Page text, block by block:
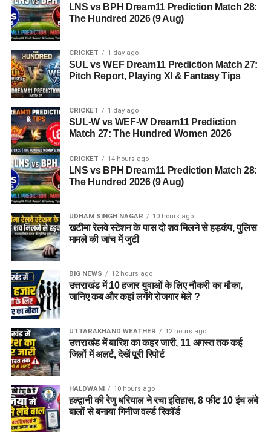
LNS vs BPH Dream11 Prediction Match 28:
The Hundred 2026 (9 Aug)
CRICKET 1 day ago
SUL vs WEF Dream11 Prediction Match 27:
Pitch Report, Playing XI & Fantasy Tips
CRICKET 1 day ago
SUL-W vs WEF-W Dream11 Prediction
Match 27: The Hundred Women 2026
CRICKET 14 hours ago
LNS vs BPH Dream11 Prediction Match 28:
The Hundred 2026 (9 Aug)
UDHAM SINGH NAGAR 10 hours ago
खटीमा रेलवे स्टेशन के पास दो शव मिलने से हड़कंप, पुलिस
मामले की जांच में जुटी
BIG NEWS 12 hours ago
उत्तराखंड में 10 हजार युवाओं के लिए नौकरी का मौका,
जानिए कब और कहां लगेंगे रोजगार मेले ?
UTTARAKHAND WEATHER 12 hours ago
उत्तराखंड में बारिश का कहर जारी, 11 अगस्त तक कई
जिलों में अलर्ट, देखें पूरी रिपोर्ट
HALDWANI 10 hours ago
हल्द्वानी की रेणु धरियाल ने रचा इतिहास, 8 फीट 10 इंच लंबे
बालों से बनाया गिनीज वर्ल्ड रिकॉर्ड